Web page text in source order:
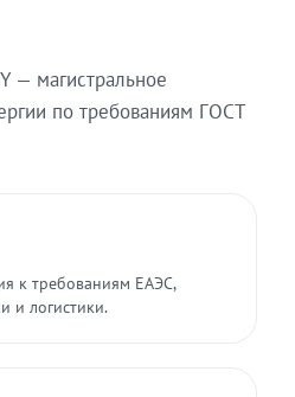
— магистральное
по требованиям ГОСТ
к требованиям ЕАЭС,
и логистики.